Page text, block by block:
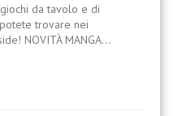
da tavolo e di
trovare nei
NOVITÀ MANGA…